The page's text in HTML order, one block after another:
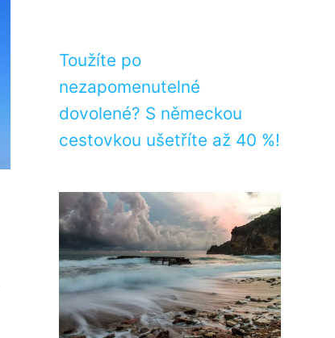
Toužíte po
nezapomenutelné
dovolené? S německou
cestovkou ušetříte až 40 %!